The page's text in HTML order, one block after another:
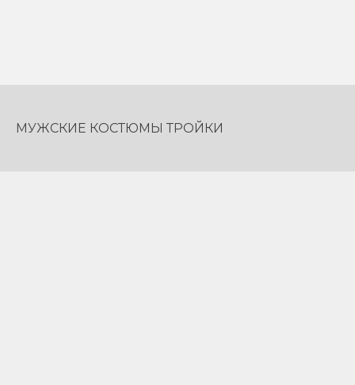
МУЖСКИЕ КОСТЮМЫ ТРОЙКИ